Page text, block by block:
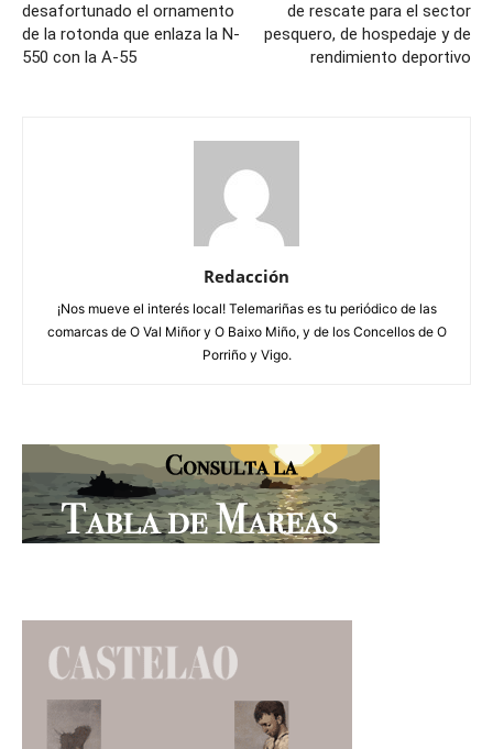
desafortunado el ornamento
de la rotonda que enlaza la N-
550 con la A-55
de rescate para el sector
pesquero, de hospedaje y de
rendimiento deportivo
Redacción
¡Nos mueve el interés local! Telemariñas es tu periódico de las
comarcas de O Val Miñor y O Baixo Miño, y de los Concellos de O
Porriño y Vigo.